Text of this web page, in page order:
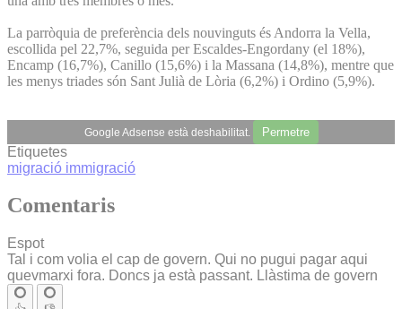
La parròquia de preferència dels nouvinguts és Andorra la Vella,
escollida pel 22,7%, seguida per Escaldes-Engordany (el 18%),
Encamp (16,7%), Canillo (15,6%) i la Massana (14,8%), mentre que
les menys triades són Sant Julià de Lòria (6,2%) i Ordino (5,9%).
Google Adsense està deshabilitat. Permetre
Etiquetes
migració immigració
Comentaris
Espot
Tal i com volia el cap de govern. Qui no pugui pagar aqui
quevmarxi fora. Doncs ja està passant. Llàstima de govern